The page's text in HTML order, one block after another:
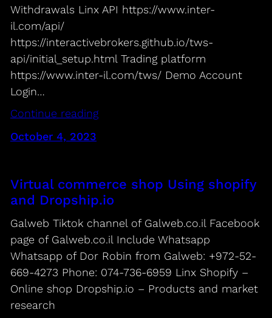
Withdrawals Linx API https://www.inter-
il.com/api/
https://interactivebrokers.github.io/tws-
api/initial_setup.html Trading platform
https://www.inter-il.com/tws/ Demo Account
Login…
Continue reading
October 4, 2023
Virtual commerce shop Using shopify
and Dropship.io
Galweb Tiktok channel of Galweb.co.il Facebook
page of Galweb.co.il Include Whatsapp
Whatsapp of Dor Robin from Galweb: +972-52-
669-4273 Phone: 074-736-6959 Linx Shopify –
Online shop Dropship.io – Products and market
research